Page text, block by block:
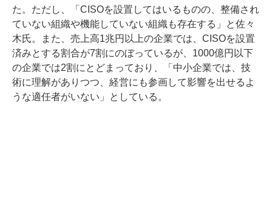
た。ただし、「CISOを設置してはいるものの、整備され
ていない組織や機能していない組織も存在する」と佐々
木氏。また、売上高1兆円以上の企業では、CISOを設置
済みとする割合が7割にのぼっているが、1000億円以下
の企業では2割にとどまっており、「中小企業では、技
術に理解がありつつ、経営にも参画して影響を出せるよ
うな適任者がいない」としている。